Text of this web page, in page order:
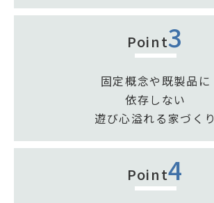
Point3
固定概念や既製品に
依存しない
遊び心溢れる家づくり
Point4